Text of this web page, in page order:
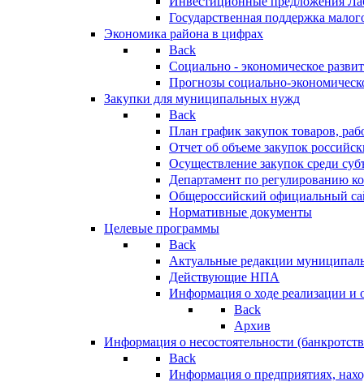
Государственная поддержка
Экономика района в цифрах
Back
Социально - экономическое
Прогнозы социально-
Закупки для муниципальных нужд
Back
План график закупок товаров,
Отчет об объеме закупок
Осуществление закупок среди
Департамент по регулированию
Общероссийский официальный
Нормативные документы
Целевые программы
Back
Актуальные редакции
Действующие НПА
Информация о ходе реализации
Back
Архив
Информация о несостоятельности
Back
Информация о предприятиях,